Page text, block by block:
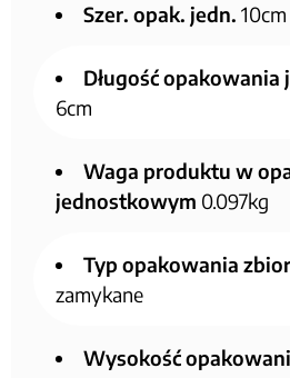
Szer. opak. jedn. 10cm
Długość
6cm
Waga produktu w
jednostkowym 0.097kg
Typ opakowania
zamykane
Wysokość